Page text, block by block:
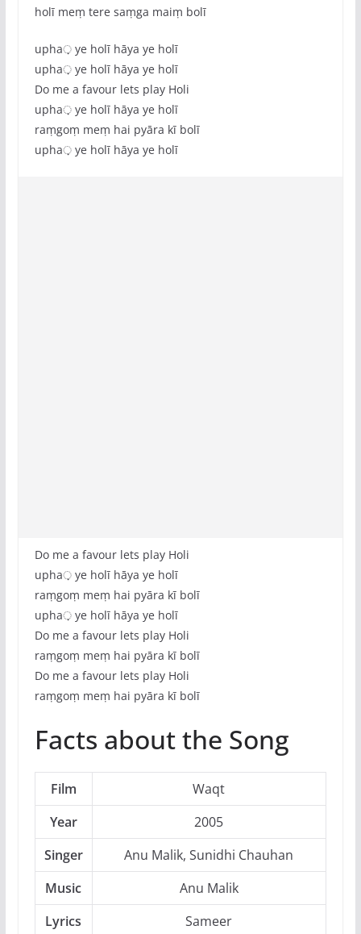
holī meṃ tere saṃga maiṃ bolī
upha़ ye holī hāya ye holī
upha़ ye holī hāya ye holī
Do me a favour lets play Holi
upha़ ye holī hāya ye holī
raṃgoṃ meṃ hai pyāra kī bolī
upha़ ye holī hāya ye holī
Do me a favour lets play Holi
upha़ ye holī hāya ye holī
raṃgoṃ meṃ hai pyāra kī bolī
upha़ ye holī hāya ye holī
Do me a favour lets play Holi
raṃgoṃ meṃ hai pyāra kī bolī
Do me a favour lets play Holi
raṃgoṃ meṃ hai pyāra kī bolī
Facts about the Song
Film
Waqt
Year
2005
Singer
Anu Malik, Sunidhi Chauhan
Music
Anu Malik
Lyrics
Sameer